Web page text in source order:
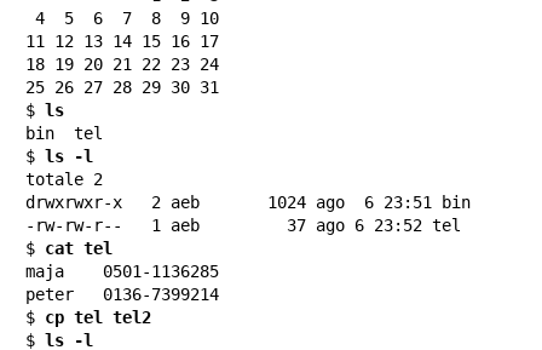
11 12 13 14 15 16 17
18 19 20 21 22 23 24
25 26 27 28 29 30 31
$ ls
bin  tel
$ ls -l
totale 2
drwxrwxr-x   2 aeb       1024 ago  6 23:51 bin
-rw-rw-r--   1 aeb         37 ago 6 23:52 tel
$ cat tel
maja    0501-1136285
peter   0136-7399214
$ cp tel tel2
$ ls -l